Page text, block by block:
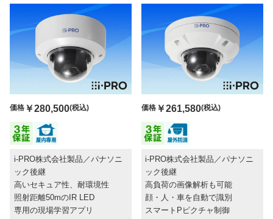
価格 ￥280,500(税込)
i-PRO株式会社製品／パナソニ
ック後継
高いセキュア性、耐環境性
照射距離50mのIR LED
専用の現場学習アプリ
価格￥261,580(税込)
i-PRO株式会社製品／パナソニ
ック後継
高負荷の画像解析も可能
顔・人・車を自動で識別
スマートPピクチャ制御